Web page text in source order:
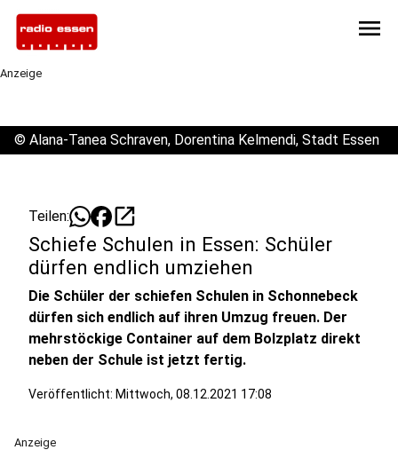
menu
Anzeige
© Alana-Tanea Schraven, Dorentina Kelmendi, Stadt Essen
Teilen: open_in_new
Schiefe Schulen in Essen: Schüler
dürfen endlich umziehen
Die Schüler der schiefen Schulen in Schonnebeck
dürfen sich endlich auf ihren Umzug freuen. Der
mehrstöckige Container auf dem Bolzplatz direkt
neben der Schule ist jetzt fertig.
Veröffentlicht: Mittwoch, 08.12.2021 17:08
Anzeige